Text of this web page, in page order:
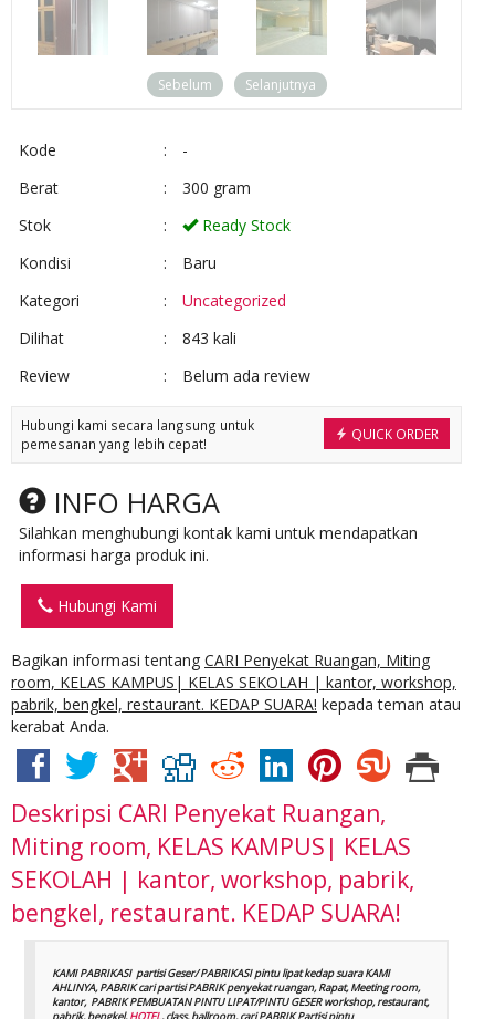
Sebelum Selanjutnya
Kode :
-
Berat
:
300 gram
Stok
:
Ready Stock
Kondisi
:
Baru
Kategori
:
Uncategorized
Dilihat
:
843 kali
Review
: Belum ada review
QUICK ORDER
Hubungi kami secara langsung untuk
pemesanan yang lebih cepat!
INFO HARGA
Silahkan menghubungi kontak kami untuk mendapatkan
informasi harga produk ini.
Hubungi Kami
Bagikan informasi tentang CARI Penyekat Ruangan, Miting
room, KELAS KAMPUS| KELAS SEKOLAH | kantor, workshop,
pabrik, bengkel, restaurant. KEDAP SUARA! kepada teman atau
kerabat Anda.
Deskripsi CARI Penyekat Ruangan,
Miting room, KELAS KAMPUS| KELAS
SEKOLAH | kantor, workshop, pabrik,
bengkel, restaurant. KEDAP SUARA!
KAMI PABRIKASI partisi Geser/ PABRIKASI pintu lipat kedap suara KAMI
AHLINYA, PABRIK cari partisi PABRIK penyekat ruangan, Rapat, Meeting room,
kantor, PABRIK PEMBUATAN PINTU LIPAT/PINTU GESER workshop, restaurant,